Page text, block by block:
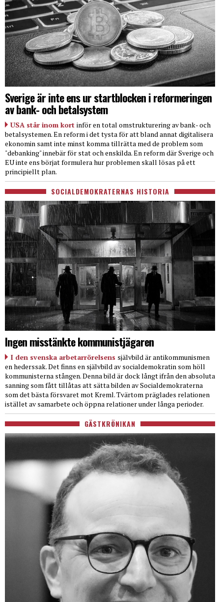
Sverige är inte ens ur startblocken i reformeringen
av bank- och betalsystem
USA står inom kort inför en total omstrukturering av bank- och
betalsystemen. En reform i det tysta för att bland annat digitalisera
ekonomin samt inte minst komma tillrätta med de problem som
"debanking" innebär för stat och enskilda. En reform där Sverige och
EU inte ens börjat formulera hur problemen skall lösas på ett
principiellt plan.
SOCIALDEMOKRATERNAS HISTORIA
Ingen misstänkte kommunistjägaren
I den svenska arbetarrörelsens självbild är antikommunismen
en hederssak. Det finns en självbild av socialdemokratin som höll
kommunisterna stången. Denna bild är dock långt ifrån den absoluta
sanning som fått tillåtas att sätta bilden av Socialdemokraterna
som det bästa försvaret mot Kreml. Tvärtom präglades relationen
istället av samarbete och öppna relationer under långa perioder.
GÄSTKRÖNIKAN